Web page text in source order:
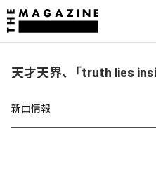
天才天界、「truth lies
新曲情報